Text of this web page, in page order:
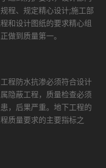
程、规定精心设计;施工部
和设计图纸的要求精心组
做到质量第一。
程防水抗渗必须符合设计
隐蔽工程，质量检查必须
，后果严重。地下工程的
质量要求的主要指标之